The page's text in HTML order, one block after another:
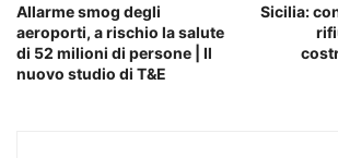
Allarme smog degli
aeroporti, a rischio la salute
di 52 milioni di persone | Il
nuovo studio di T&E
Sicilia: